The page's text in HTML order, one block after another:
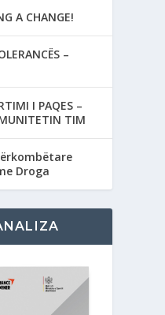
A CHANGE!
–
I PAQES –
TIM
Droga